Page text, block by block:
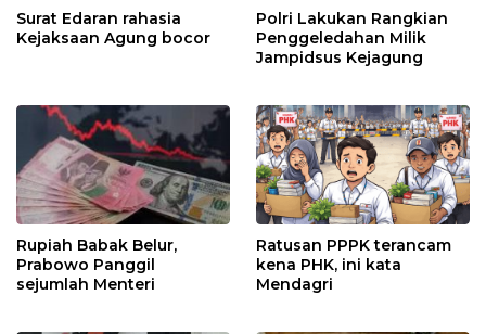
Surat Edaran rahasia
Kejaksaan Agung bocor
Polri Lakukan Rangkian
Penggeledahan Milik
Jampidsus Kejagung
Rupiah Babak Belur,
Prabowo Panggil
sejumlah Menteri
Ratusan PPPK terancam
kena PHK, ini kata
Mendagri